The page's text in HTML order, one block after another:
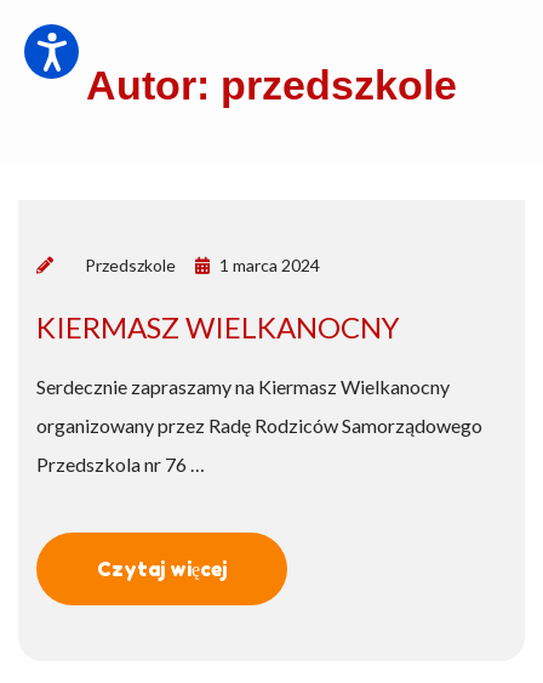
Autor: przedszkole
Przedszkole 1 marca 2024
KIERMASZ WIELKANOCNY
Serdecznie zapraszamy na Kiermasz Wielkanocny
organizowany przez Radę Rodziców Samorządowego
Przedszkola nr 76 …
Czytaj więcej